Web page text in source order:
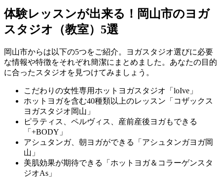
体験レッスンが出来る！岡山市のヨガ
スタジオ（教室）5選
岡山市からは以下の5つをご紹介。ヨガスタジオ選びに必要
な情報や特徴をそれぞれ簡潔にまとめました。あなたの目的
に合ったスタジオを見つけてみましょう。
こだわりの女性専用ホットヨガスタジオ「loIve」
ホットヨガを含む40種類以上のレッスン「コザックス
ヨガスタジオ岡山」
ピラティス、ペルヴィス、産前産後ヨガもできる
「+BODY」
アシュタンガ、朝ヨガができる「アシュタンガヨガ岡
山」
美肌効果が期待できる「ホットヨガ＆コラーゲンスタ
ジオAs」